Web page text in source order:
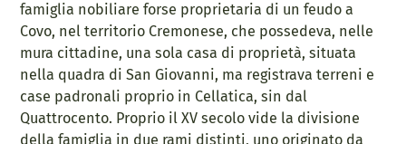
famiglia nobiliare forse proprietaria di un feudo a
Covo, nel territorio Cremonese, che possedeva, nelle
mura cittadine, una sola casa di proprietà, situata
nella quadra di San Giovanni, ma registrava terreni e
case padronali proprio in Cellatica, sin dal
Quattrocento. Proprio il XV secolo vide la divisione
della famiglia in due rami distinti, uno originato da